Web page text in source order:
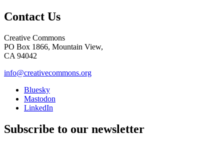
Contact Us
Creative Commons
PO Box 1866, Mountain View,
CA 94042
info@creativecommons.org
Bluesky
Mastodon
LinkedIn
Subscribe to our newsletter